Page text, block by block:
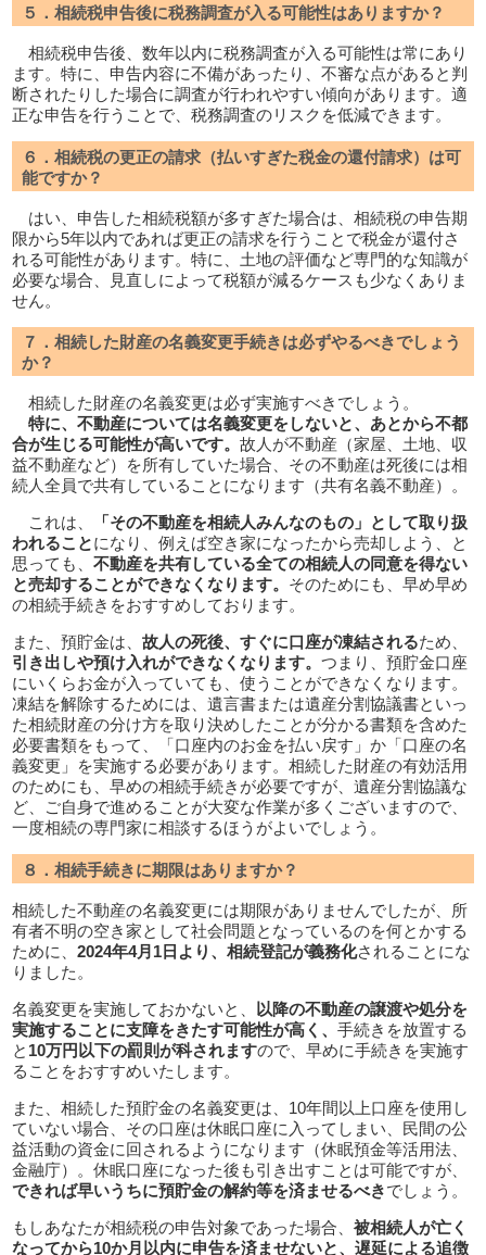
５．相続税申告後に税務調査が入る可能性はありますか？
相続税申告後、数年以内に税務調査が入る可能性は常にあり
ます。特に、申告内容に不備があったり、不審な点があると判
断されたりした場合に調査が行われやすい傾向があります。適
正な申告を行うことで、税務調査のリスクを低減できます。
６．相続税の更正の請求（払いすぎた税金の還付請求）は可
能ですか？
はい、申告した相続税額が多すぎた場合は、相続税の申告期
限から5年以内であれば更正の請求を行うことで税金が還付さ
れる可能性があります。特に、土地の評価など専門的な知識が
必要な場合、見直しによって税額が減るケースも少なくありま
せん。
７．相続した財産の名義変更手続きは必ずやるべきでしょう
か？
相続した財産の名義変更は必ず実施すべきでしょう。
特に、不動産については名義変更をしないと、あとから不都
合が生じる可能性が高いです。故人が不動産（家屋、土地、収
益不動産など）を所有していた場合、その不動産は死後には相
続人全員で共有していることになります（共有名義不動産）。
これは、
「その不動産を相続人みんなのもの」として取り扱
われることになり、例えば空き家になったから売却しよう、と
思っても、不動産を共有している全ての相続人の同意を得ない
と売却することができなくなります。 そのためにも、早め早め
の相続手続きをおすすめしております。
また、預貯金は、故人の死後、すぐに口座が凍結されるため、
引き出しや預け入れができなくなります。つまり、預貯金口座
にいくらお金が入っていても、使うことができなくなります。
凍結を解除するためには、遺言書または遺産分割協議書といっ
た相続財産の分け方を取り決めしたことが分かる書類を含めた
必要書類をもって、「口座内のお金を払い戻す」か「口座の名
義変更」を実施する必要があります。相続した財産の有効活用
のためにも、早めの相続手続きが必要ですが、遺産分割協議な
ど、ご自身で進めることが大変な作業が多くございますので、
一度相続の専門家に相談するほうがよいでしょう。
８．相続手続きに期限はありますか？
相続した不動産の名義変更には期限がありませんでしたが、所
有者不明の空き家として社会問題となっているのを何とかする
ために、2024年4月1日より、相続登記が義務化されることにな
りました。
名義変更を実施しておかないと、
以降の不動産の譲渡や処分を
実施することに支障をきたす可能性が高く、手続きを放置する
と 10万円以下の罰則が科されますので、早めに手続きを実施す
ることをおすすめいたします。
また、相続した預貯金の名義変更は、10年間以上口座を使用し
ていない場合、その口座は休眠口座に入ってしまい、民間の公
益活動の資金に回されるようになります（休眠預金等活用法、
金融庁）。休眠口座になった後も引き出すことは可能ですが、
できれば早いうちに預貯金の解約等を済ませるべきでしょう。
もしあなたが相続税の申告対象であった場合、被相続人が亡く
なってから10か月以内に申告を済ませないと、遅延による追徴